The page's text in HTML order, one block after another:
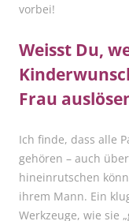
vorbei!
Weisst Du,
Frau
Ich finde, dass alle
gehören – auch
hineinrutschen
ihrem Mann. Ein
Werkzeuge, wie sie